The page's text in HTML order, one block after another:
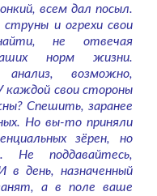
всем дал посыл.
и огрехи свои
не отвечая
норм жизни.
возможно,
каждой свои стороны
Спешить, заранее
Но вы-то приняли
зёрен, но
поддавайтесь,
в день, назначенный
а в поле ваше